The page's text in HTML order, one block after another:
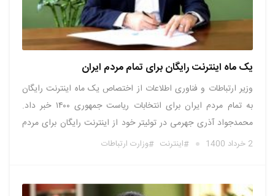
یک ماه اینترنت رایگان برای تمام مردم ایران
وزیر ارتباطات و فناوری اطلاعات از اختصاص یک‌ ماه اینترنت رایگان
به تمام مردم ایران برای انتخابات ریاست جمهوری ۱۴۰۰ خبر داد.
محمدجواد آذری جهرمی در توئیتر خود از اینترنت رایگان برای مردم
خبر داد و گفت: با تجویز و تصویب ستاد ملی کرونا و با همکاری
2 خرداد 1400 اینترنت وزارت ارتباطات